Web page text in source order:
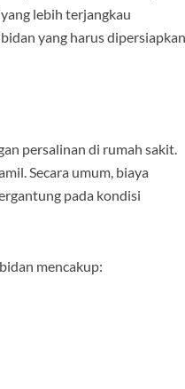
lebih terjangkau
yang harus dipersiapkan
persalinan di rumah sakit.
Secara umum, biaya
pada kondisi
mencakup: